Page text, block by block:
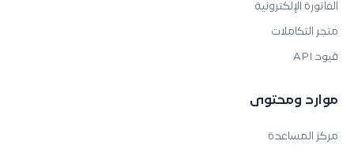
الفاتورة الإلكترونية
متجر التكاملات
قيود API
موارد ومحتوى
مركز المساعدة